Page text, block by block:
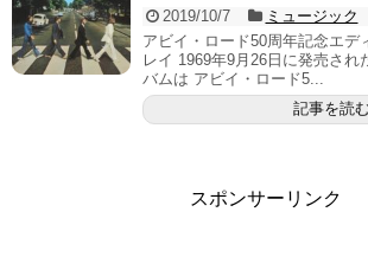
2019/10/7
ミュージック
アビイ・ロード50周年記念エデ
レイ 1969年9月26日に発売され
バムは アビイ・ロード5...
記事を読む
スポンサーリンク